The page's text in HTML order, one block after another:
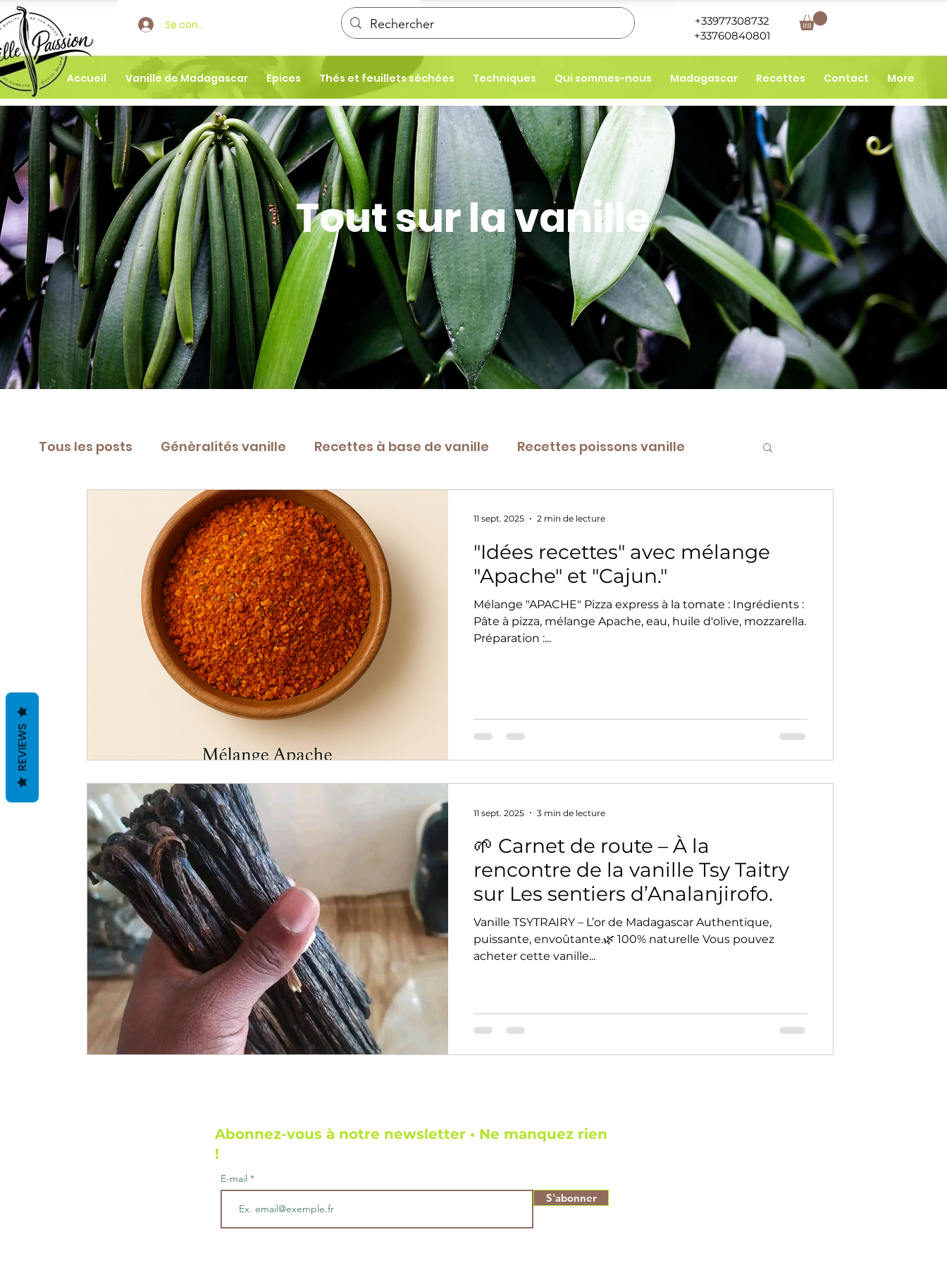
Se connecter
+33977308732
+33760840801
Accueil Vanille de Madagascar Epices Thés et feuillets séchées Techniques Qui sommes-nous Madagascar Recettes Contact More
Tout sur la vanille
Tous les posts Génèralités vanille Recettes à base de vanille Recettes poissons vanille
Boissons parfumée vanille Dessert vanillé
Recette desserts
"Idées recettes" avec mélange
"Apache" et "Cajun."
Mélange "APACHE" Pizza express à la tomate : Ingrédients :
Pâte à pizza, mélange Apache, eau, huile d'olive, mozzarella.
Préparation :...
11 sept. 2025 2 min de lecture
🌱 Carnet de route – À la
rencontre de la vanille Tsy Taitry
sur Les sentiers d’Analanjirofo.
Vanille TSYTRAIRY – L’or de Madagascar Authentique,
puissante, envoûtante.🌿 100% naturelle Vous pouvez
acheter cette vanille...
11 sept. 2025 3 min de lecture
Abonnez-vous à notre newsletter • Ne manquez rien
!
E-mail
S'abonner
REVIEWS